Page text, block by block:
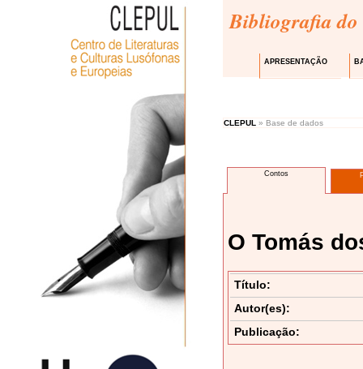
Bibliografia do
APRESENTAÇÃO
CLEPUL » Base de dados
Contos
O Tomás
Título:
Autor(es):
Publicação: